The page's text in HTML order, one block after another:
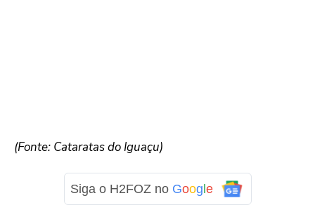
(Fonte: Cataratas do Iguaçu)
Siga o H2FOZ no Goog e